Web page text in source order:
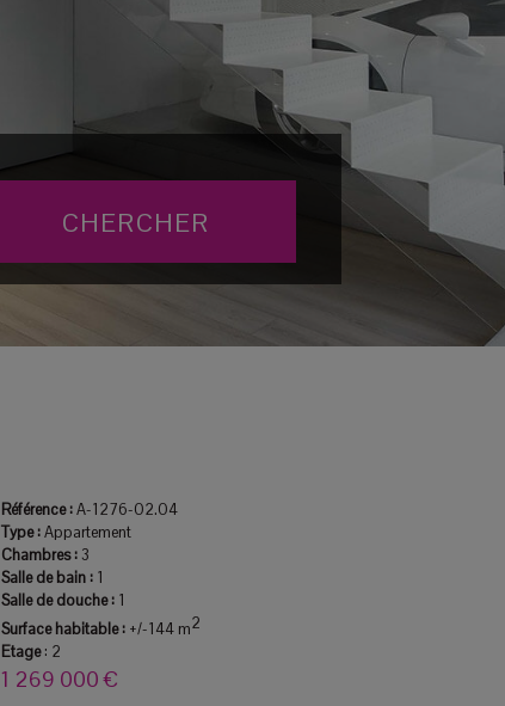
Référence :A-1276-02.04
Type :Appartement
Chambres : 3
Salle de bain : 1
Salle de douche : 1
Surface habitable : +/-144 m2
Etage: 2
1 269 000 €